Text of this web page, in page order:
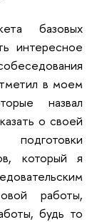
базовых
интересное
в моем
назвал
о своей
который я
работы,
будь то